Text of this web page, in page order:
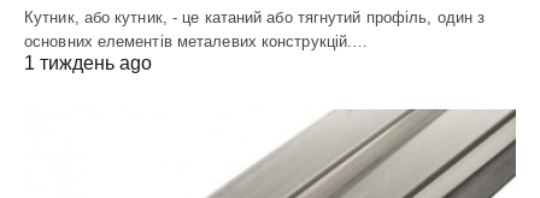
Кутник, або кутник, - це катаний або тягнутий профіль, один з
основних елементів металевих конструкцій.…
1 тиждень ago